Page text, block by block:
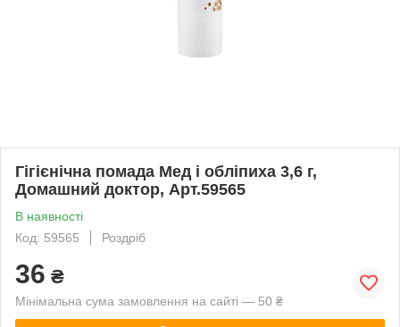
Гігієнічна помада Мед і обліпиха 3,6 г,
Домашний доктор, Арт.59565
В наявності
Код: 59565
Роздріб
36 ₴
Мінімальна сума замовлення на сайті — 50 ₴